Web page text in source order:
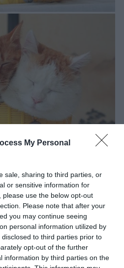
My Personal
sale, sharing to third parties, or
or sensitive information for
use the below opt-out
Please note that after your
you may continue seeing
personal information utilized by
to third parties prior to
opt-out of the further
information by third parties on the